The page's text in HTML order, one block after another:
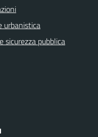
urbanistica
sicurezza pubblica